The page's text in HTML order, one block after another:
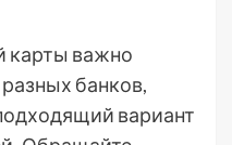
карты важно
банков,
вариант